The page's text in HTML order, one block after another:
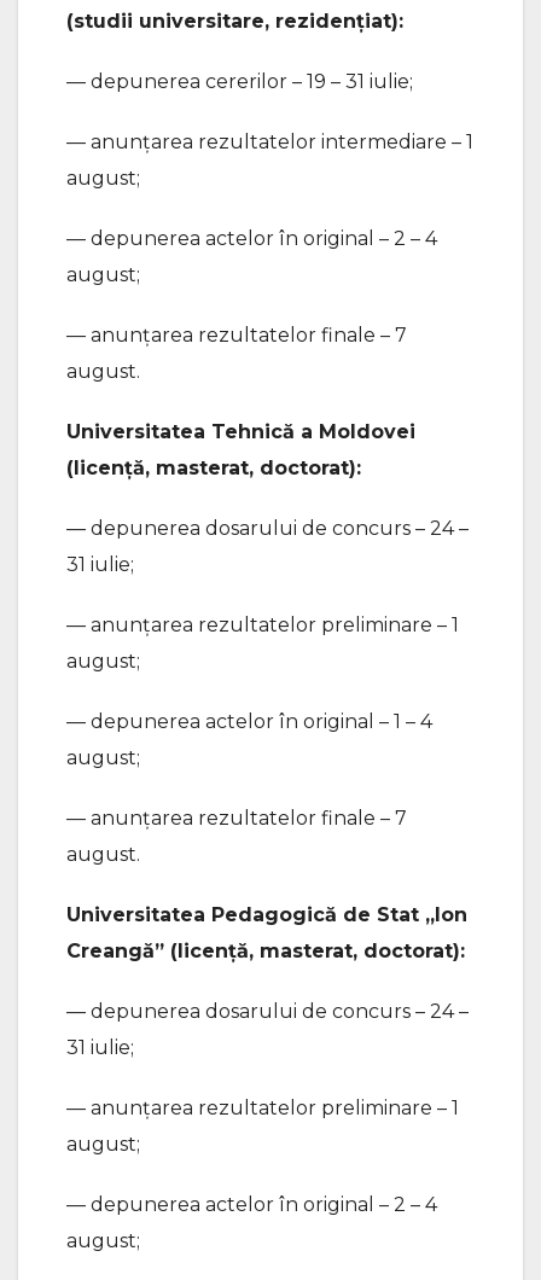
(studii universitare, rezidențiat):
— depunerea cererilor – 19 – 31 iulie;
— anunțarea rezultatelor intermediare – 1
august;
— depunerea actelor în original – 2 – 4
august;
— anunțarea rezultatelor finale – 7
august.
Universitatea Tehnică a Moldovei
(licență, masterat, doctorat):
— depunerea dosarului de concurs – 24 –
31 iulie;
— anunțarea rezultatelor preliminare – 1
august;
— depunerea actelor în original – 1 – 4
august;
— anunțarea rezultatelor finale – 7
august.
Universitatea Pedagogică de Stat „Ion
Creangă” (licență, masterat, doctorat):
— depunerea dosarului de concurs – 24 –
31 iulie;
— anunțarea rezultatelor preliminare – 1
august;
— depunerea actelor în original – 2 – 4
august;